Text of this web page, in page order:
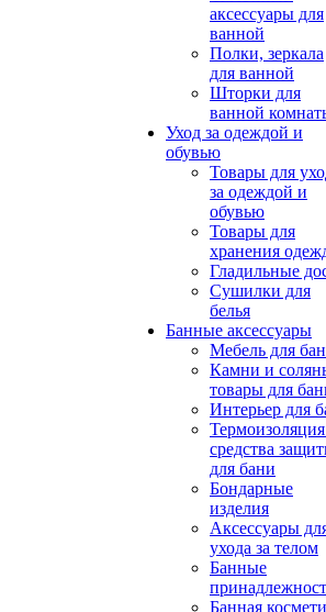
аксессуары для
ванной
Полки, зеркала
для ванной
Шторки для
ванной
Уход за одеждой и
обувью
Товары для
за одеждой и
обувью
Товары для
хранения
Гладильные
Сушилки для
белья
Банные аксессуары
Мебель для
Камни и
товары для
Интерьер для
средства
для бани
Бондарные
изделия
Аксеcсуары
ухода за телом
Банные
Банная